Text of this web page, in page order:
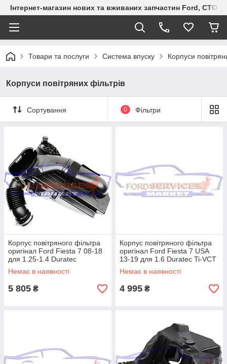
Інтернет-магазин нових та вживаних запчастин Ford, СТО
Товари та послуги Система впуску Корпуси
Корпуси повітряних фільтрів
Сортування 0 Фільтри
Корпус повітряного фільтра
оригінал Ford Fiesta 7 08-18
для 1.25-1.4 Duratec
Немає в наявності
5 805 ₴
Корпус повітряного фільтра
оригінал Ford Fiesta 7 USA
13-19 для 1.6 Duratec Ti-VCT
Немає в наявності
4 995 ₴